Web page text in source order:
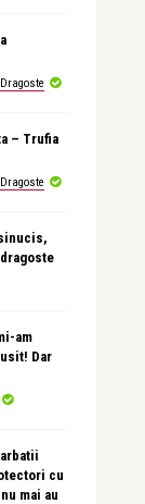
– Trufia
am
Dar
cu
mai au